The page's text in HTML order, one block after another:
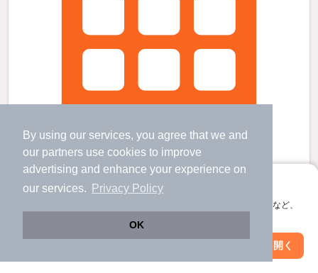
By using our services, you agree that we and
our partners use cookies to improve
advertising and enhance your experience on
our services.
Privacy Policy
OK
アプリに切り替えて、サクサクお部屋探し
会員登録なしですぐ使える。マップ検索やお気に入り保存など、
アプリを開く
ジュネス新木の賃貸物件
新木駅 歩18分 （成田線）
天王台駅 バス
湖北駅 歩22分 （成田線）
絞り込み条件を変更